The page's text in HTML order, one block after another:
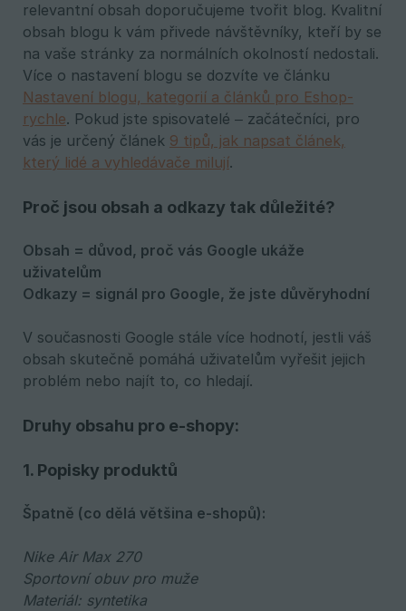
relevantní obsah doporučujeme tvořit blog. Kvalitní
obsah blogu k vám přivede návštěvníky, kteří by se
na vaše stránky za normálních okolností nedostali.
Více o nastavení blogu se dozvíte ve článku
Nastavení blogu, kategorií a článků pro Eshop-
rychle. Pokud jste spisovatelé – začátečníci, pro
vás je určený článek 9 tipů, jak napsat článek,
který lidé a vyhledávače milují.
Proč jsou obsah a odkazy tak důležité?
Obsah = důvod, proč vás Google ukáže
uživatelům
Odkazy = signál pro Google, že jste důvěryhodní
V současnosti Google stále více hodnotí, jestli váš
obsah skutečně pomáhá uživatelům vyřešit jejich
problém nebo najít to, co hledají.
Druhy obsahu pro e-shopy:
1. Popisky produktů
Špatně (co dělá většina e-shopů):
Nike Air Max 270
Sportovní obuv pro muže
Materiál: syntetika